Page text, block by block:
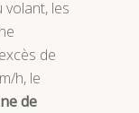
volant, les
de
h, le
de